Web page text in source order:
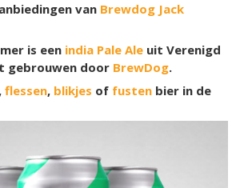
van Brewdog Jack
is een india Pale Ale uit Verenigd
gebrouwen door BrewDog.
, flessen, blikjes of fusten bier in de